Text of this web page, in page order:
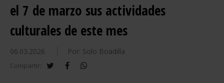
el 7 de marzo sus actividades
culturales de este mes
06.03.2026 Por: Solo Boadilla
Compartir: twitterfacebook